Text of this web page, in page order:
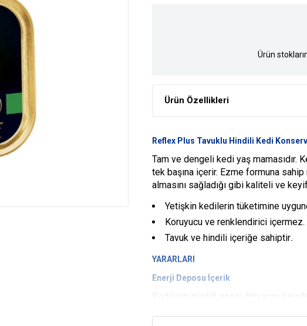
Ürün
Ürün Özellikleri
Reflex Plus Tavuklu Hindili Kedi
Tam ve dengeli kedi yaş
tek başına içerir. Ezme formuna
almasını sağladığı gibi kaliteli ve
Yetişkin kedilerin tüketimine
Koruyucu ve renklendirici içermez.
Tavuk ve hindili içeriğe sahiptir.
YARARLARI
Enerji Deposu İçerik
Kedilerin günlük enerji ihtiyacını
Keyifli Tüketim